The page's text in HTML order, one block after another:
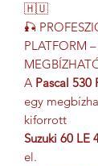
🇭🇺
🎣
PLATFORM
A Pascal
egy
kiforrott
Suzuki 60 LE
el.